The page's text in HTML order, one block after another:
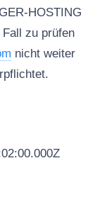
HOSTING
zu prüfen
nicht weiter